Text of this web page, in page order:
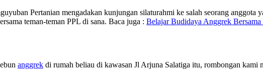
Pertanian mengadakan kunjungan silaturahmi ke salah seorang
teman-teman PPL di sana. Baca juga : Belajar Budidaya Anggrek Bersama
anggrek di rumah beliau di kawasan Jl Arjuna Salatiga itu, rombongan